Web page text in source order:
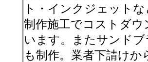
ト・インクジェット
制作施工でコストダ
います。またサンド
も制作。業者下請け